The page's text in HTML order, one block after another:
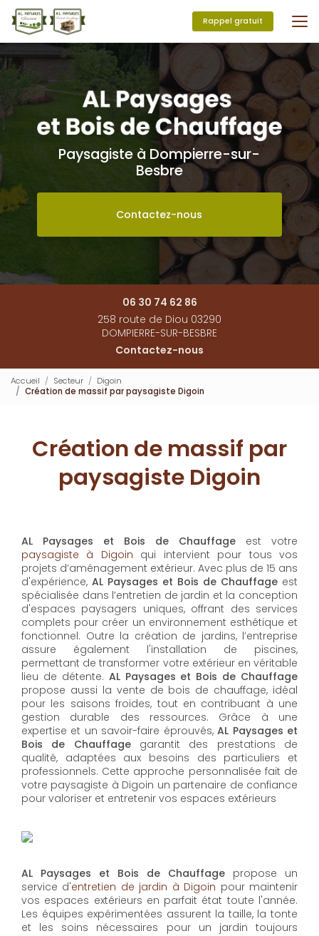
Aller
au
contenu
principal
Rappel gratuit
Paysagiste à Dompierre-sur-
Besbre
Contactez-nous
06 30 74 62 86
258 route de Diou 03290
DOMPIERRE-SUR-BESBRE
Contactez-nous
Accueil Secteur
Digoin
Création de massif par paysagiste Digoin
Création de massif par
paysagiste Digoin
AL Paysages et Bois de Chauffage est votre
paysagiste à Digoin qui intervient pour tous vos
projets d’aménagement extérieur. Avec plus de 15 ans
d'expérience, AL Paysages et Bois de Chauffage est
spécialisée dans l’entretien de jardin et la conception
d'espaces paysagers uniques, offrant des services
complets pour créer un environnement esthétique et
fonctionnel. Outre la création de jardins, l’entreprise
assure également l'installation de piscines,
permettant de transformer votre extérieur en véritable
lieu de détente. AL Paysages et Bois de Chauffage
propose aussi la vente de bois de chauffage, idéal
pour les saisons froides, tout en contribuant à une
gestion durable des ressources. Grâce à une
expertise et un savoir-faire éprouvés,AL Paysages et
Bois de Chauffagegarantit des prestations de
qualité, adaptées aux besoins des particuliers et
professionnels. Cette approche personnalisée fait de
votre paysagiste à Digoin un partenaire de confiance
pour valoriser et entretenir vos espaces extérieurs